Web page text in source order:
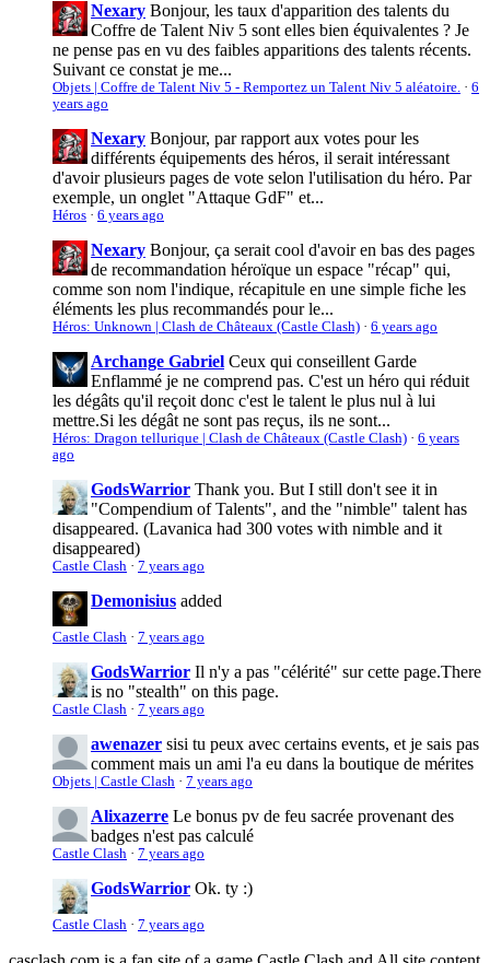
Nexary Bonjour, les taux d'apparition des talents du
Coffre de Talent Niv 5 sont elles bien équivalentes ? Je
ne pense pas en vu des faibles apparitions des talents récents.
Suivant ce constat je me...
Objets | Coffre de Talent Niv 5 - Remportez un Talent Niv 5 aléatoire. · 6
years ago
Nexary Bonjour, par rapport aux votes pour les
différents équipements des héros, il serait intéressant
d'avoir plusieurs pages de vote selon l'utilisation du héro. Par
exemple, un onglet "Attaque GdF" et...
Héros · 6 years ago
Nexary Bonjour, ça serait cool d'avoir en bas des pages
de recommandation héroïque un espace "récap" qui,
comme son nom l'indique, récapitule en une simple fiche les
éléments les plus recommandés pour le...
Héros: Unknown | Clash de Châteaux (Castle Clash) · 6 years ago
Archange Gabriel Ceux qui conseillent Garde
Enflammé je ne comprend pas. C'est un héro qui réduit
les dégâts qu'il reçoit donc c'est le talent le plus nul à lui
mettre.Si les dégât ne sont pas reçus, ils ne sont...
Héros: Dragon tellurique | Clash de Châteaux (Castle Clash) · 6 years
ago
GodsWarrior Thank you. But I still don't see it in
"Compendium of Talents", and the "nimble" talent has
disappeared. (Lavanica had 300 votes with nimble and it
disappeared)
Castle Clash · 7 years ago
Demonisius added
Castle Clash · 7 years ago
GodsWarrior Il n'y a pas "célérité" sur cette page.There
is no "stealth" on this page.
Castle Clash · 7 years ago
awenazer sisi tu peux avec certains events, et je sais pas
comment mais un ami l'a eu dans la boutique de mérites
Objets | Castle Clash · 7 years ago
Alixazerre Le bonus pv de feu sacrée provenant des
badges n'est pas calculé
Castle Clash · 7 years ago
GodsWarrior Ok. ty :)
Castle Clash · 7 years ago